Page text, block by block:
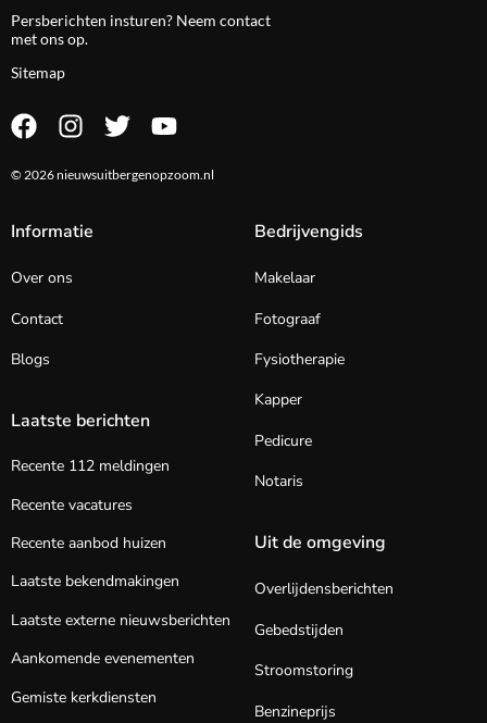
Persberichten insturen? Neem contact
met ons op.
Sitemap
© 2026 nieuwsuitbergenopzoom.nl
Informatie
Over ons
Contact
Blogs
Laatste berichten
Recente 112 meldingen
Recente vacatures
Recente aanbod huizen
Laatste bekendmakingen
Laatste externe nieuwsberichten
Aankomende evenementen
Gemiste kerkdiensten
Bedrijvengids
Makelaar
Fotograaf
Fysiotherapie
Kapper
Pedicure
Notaris
Uit de omgeving
Overlijdensberichten
Gebedstijden
Stroomstoring
Benzineprijs